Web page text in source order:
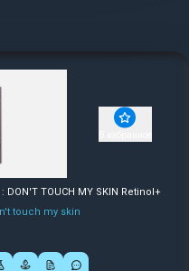
TOUCH MY SKIN Retinol+
touch my skin